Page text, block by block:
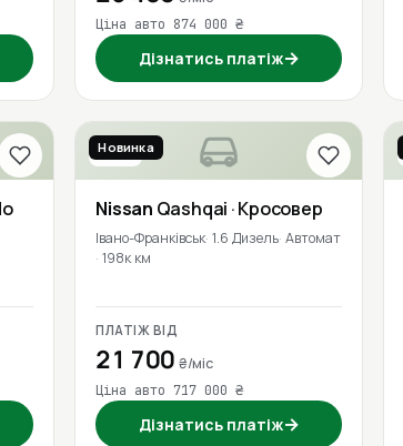
Ціна авто 874 000 ₴
Дізнатись платіж→
2017
Новинка
Nissan Qashqai · Кросовер
Івано-Франківськ 1.6 Дизель Автомат
198к км
ПЛАТІЖ ВІД
21 700₴/міс
Ціна авто 717 000 ₴
Дізнатись платіж→